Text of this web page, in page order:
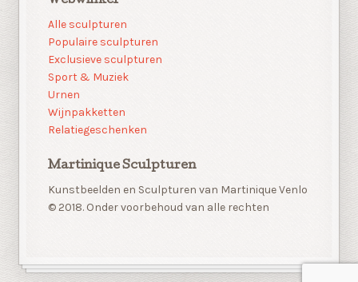
Alle sculpturen
Populaire sculpturen
Exclusieve sculpturen
Sport & Muziek
Urnen
Wijnpakketten
Relatiegeschenken
Martinique Sculpturen
Kunstbeelden en Sculpturen van Martinique Venlo
© 2018. Onder voorbehoud van alle rechten